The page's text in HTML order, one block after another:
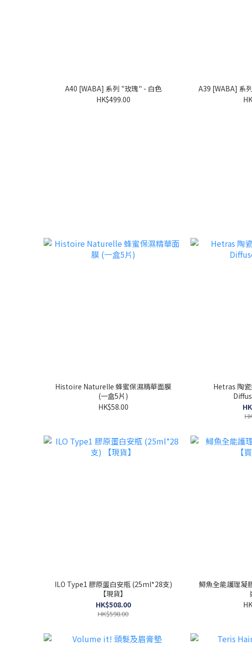
A40 [WABA] 系列 "玫瑰" - 白色
HK$499.00
Histoire Naturelle 蜂蜜保濕精華面膜
(一盒5片)
HK$58.00
Hetras 陶
ILO Type1 膠原蛋白安瓶 (25ml*28支)
【現貨】
HK$508.00
HK$598.00
鱘魚全能護理凝